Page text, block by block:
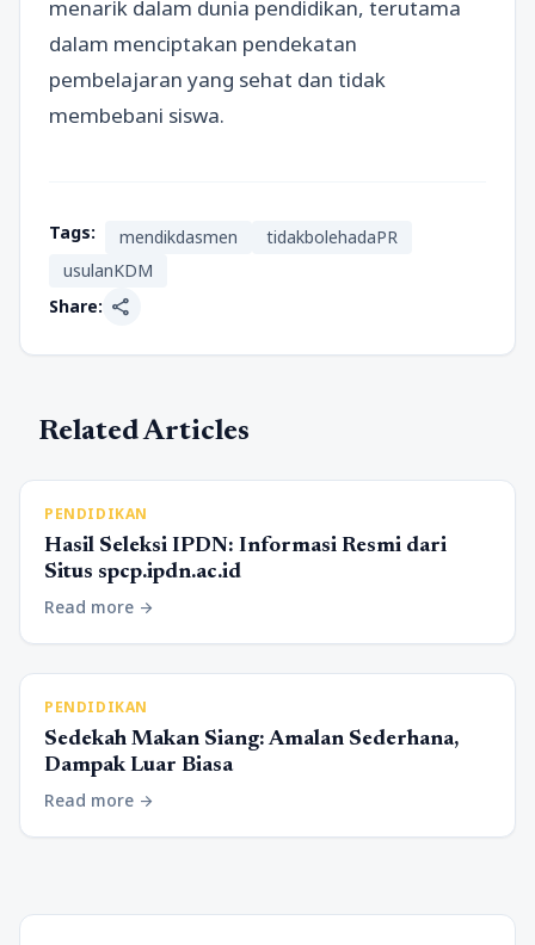
menarik dalam dunia pendidikan, terutama
dalam menciptakan pendekatan
pembelajaran yang sehat dan tidak
membebani siswa.
Tags: mendikdasmen
tidakbolehadaPR
usulanKDM
Share: share
Related Articles
PENDIDIKAN
Hasil Seleksi IPDN: Informasi Resmi dari
Situs spcp.ipdn.ac.id
Read more arrow_forward
PENDIDIKAN
Sedekah Makan Siang: Amalan Sederhana,
Dampak Luar Biasa
Read more arrow_forward